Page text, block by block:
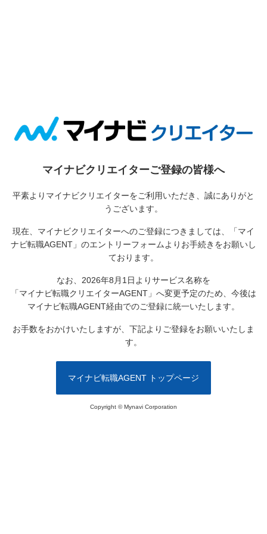
マイナビクリエイターご登録の皆様へ
平素よりマイナビクリエイターをご利用いただき、誠にありがと
うございます。
現在、マイナビクリエイターへのご登録につきましては、
「マイ
ナビ転職AGENT」のエントリーフォームよりお手続きをお願いし
ております。
なお、2026年8月1日よりサービス名称を
「マイナビ転職クリエイターAGENT」へ変更予定のため、 今後は
マイナビ転職AGENT経由でのご登録に統一いたします。
お手数をおかけいたしますが、下記よりご登録をお願いいたしま
す。
マイナビ転職AGENT トップページ
Copyright © Mynavi Corporation